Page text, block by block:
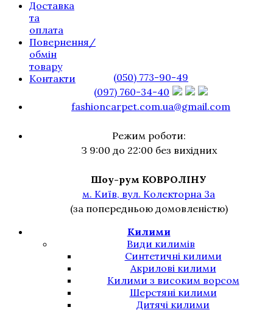
Доставка
та
оплата
Повернення/
обмін
товару
Контакти
(050) 773-90-49
(097) 760-34-40
fashioncarpet.com.ua@gmail.com
Режим роботи:
З 9:00 до 22:00 без вихідних
Шоу-рум КОВРОЛІНУ
м. Київ, вул. Колекторна 3а
(за попередньою домовленістю)
Килими
Види килимів
Синтетичні килими
Акрилові килими
Килими з високим ворсом
Шерстяні килими
Дитячі килими